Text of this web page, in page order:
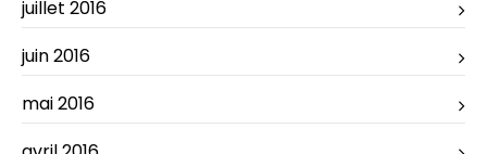
juillet 2016
juin 2016
mai 2016